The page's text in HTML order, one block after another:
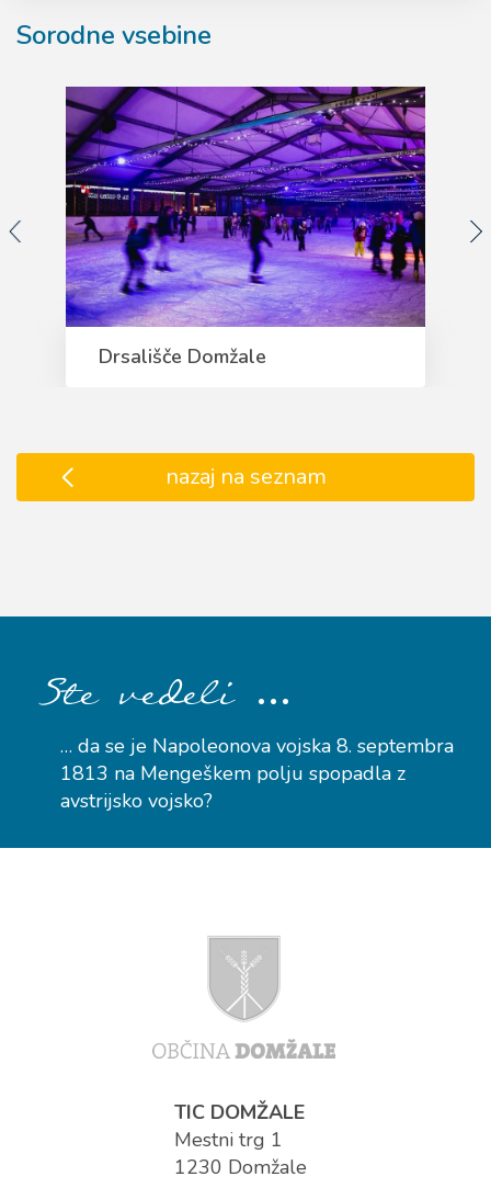
Sorodne vsebine
Drsališče Domžale
nazaj na seznam
Ste vedeli …
… da se je Napoleonova vojska 8. septembra
1813 na Mengeškem polju spopadla z
avstrijsko vojsko?
TIC DOMŽALE
Mestni trg 1
1230 Domžale